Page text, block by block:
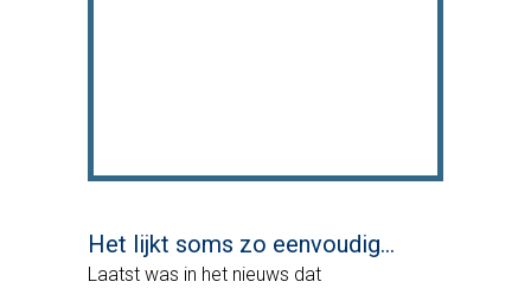
Het lijkt soms zo eenvoudig…
Laatst was in het nieuws dat